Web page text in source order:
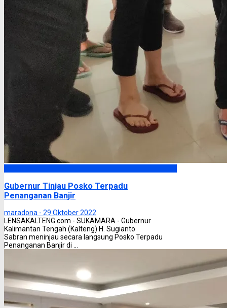
Gubernur Tinjau Posko Terpadu
Penanganan Banjir
maradona - 29 Oktober 2022
LENSAKALTENG.com - SUKAMARA - Gubernur
Kalimantan Tengah (Kalteng) H. Sugianto
Sabran meninjau secara langsung Posko Terpadu
Penanganan Banjir di ...